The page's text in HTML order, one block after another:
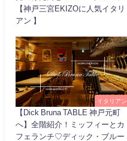
【神戸三宮EKIZOに人気イタリ
アン 】
イタリアン
【Dick Bruna TABLE 神戸元町
へ】全階紹介！ミッフィーとカ
フェランチ♡ディック・ブルー